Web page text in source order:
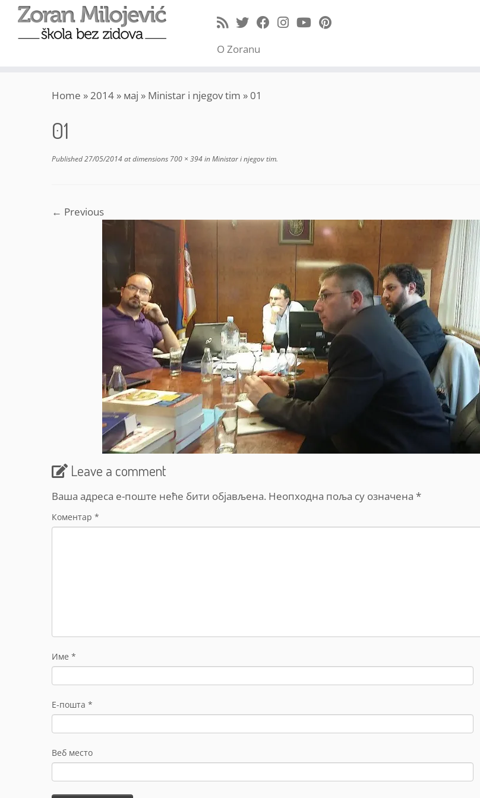
O Zoranu
Home »2014 » мај » Ministar i njegov tim » 01
01
Published27/05/2014at dimensions 700 × 394inMinistar i njegov tim.
← Previous
Leave a comment
Ваша адреса е-поште неће бити објављена. Неопходна поља су означена *
Коментар *
Име *
Е-пошта *
Веб место